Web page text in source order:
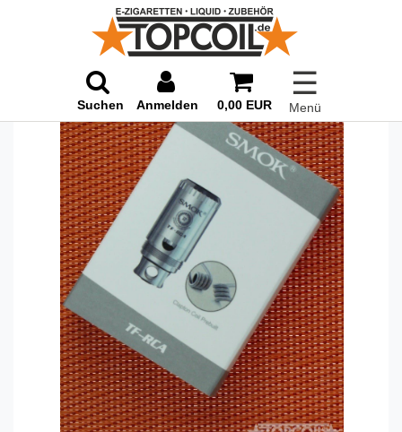
Suchen Anmelden 0,00 EUR
☰
Menü